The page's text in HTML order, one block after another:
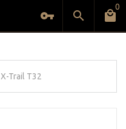
0
X-Trail T32